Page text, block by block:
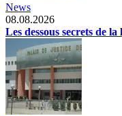
News
08.08.2026
Les dessous secrets de